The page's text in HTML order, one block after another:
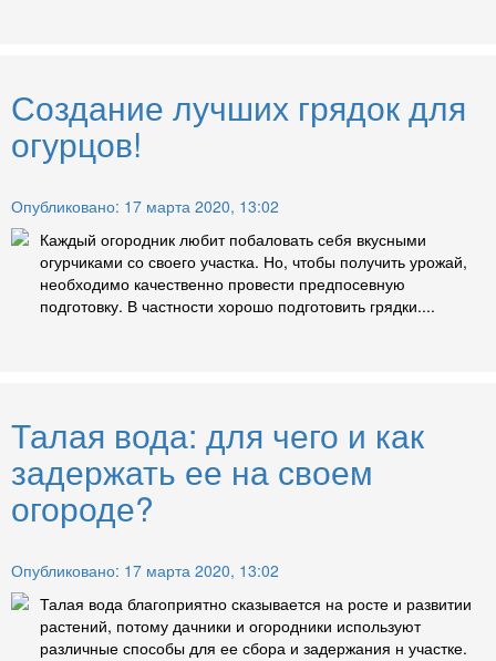
Создание лучших грядок для
огурцов!
Опубликовано: 17 марта 2020, 13:02
Каждый огородник любит побаловать себя вкусными
огурчиками со своего участка. Но, чтобы получить урожай,
необходимо качественно провести предпосевную
подготовку. В частности хорошо подготовить грядки....
Талая вода: для чего и как
задержать ее на своем
огороде?
Опубликовано: 17 марта 2020, 13:02
Талая вода благоприятно сказывается на росте и развитии
растений, потому дачники и огородники используют
различные способы для ее сбора и задержания н участке.